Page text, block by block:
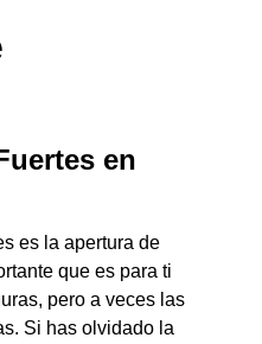
en
es la apertura de
que es para ti
pero a veces las
Si has olvidado la